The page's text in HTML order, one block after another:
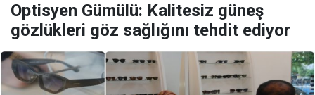
Optisyen Gümülü: Kalitesiz güneş
gözlükleri göz sağlığını tehdit ediyor